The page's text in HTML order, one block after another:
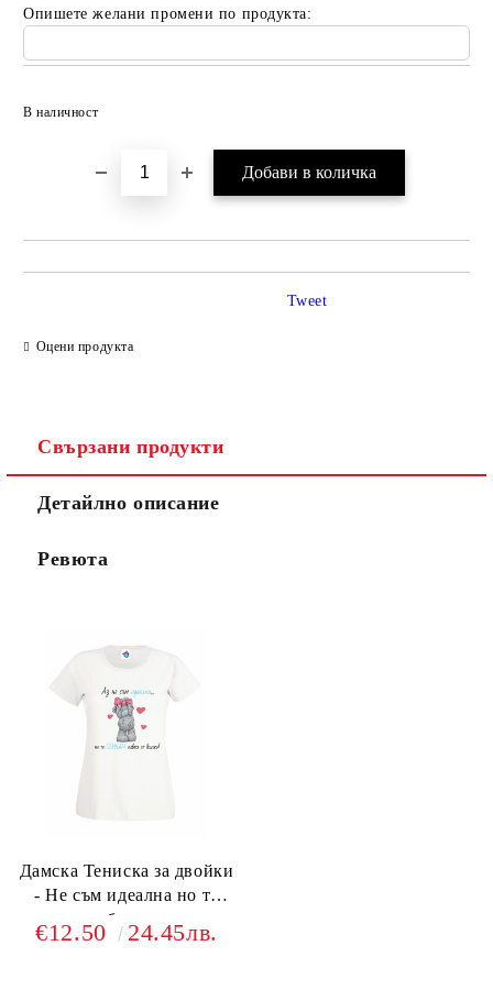
Опишете желани промени по продукта:
В наличност
Оцени продукта
Tweet
Свързани продукти
Детайлно описание
Ревюта
Дамска Тениска за двойки
- Не съм идеална но те
обичам
€12.50 24.45лв.